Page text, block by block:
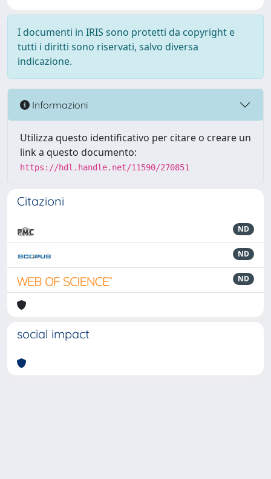
I documenti in IRIS sono protetti da copyright e
tutti i diritti sono riservati, salvo diversa
indicazione.
Informazioni
Utilizza questo identificativo per citare o creare un
link a questo documento:
https://hdl.handle.net/11590/270851
Citazioni
ND
ND
ND
social impact